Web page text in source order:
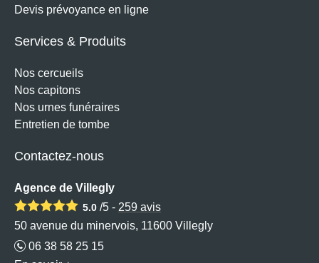
Devis prévoyance en ligne
Services & Produits
Nos cercueils
Nos capitons
Nos urnes funéraires
Entretien de tombe
Contactez-nous
Agence de Villegly
5.0 /5 - 259 avis
50 avenue du minervois, 11600 Villegly
06 38 58 25 15